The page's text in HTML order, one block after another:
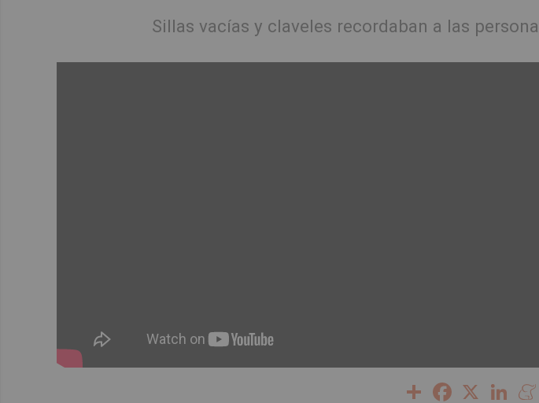
Sillas vacías y claveles recordaban a las
Share Facebook